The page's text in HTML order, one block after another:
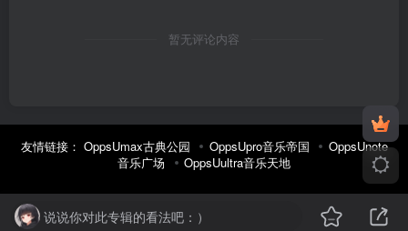
暂无评论内容
友情链接： OppsUmax古典公园 OppsUpro音乐帝国
OppsUnote
音乐广场
OppsUultra音乐天地
说说你对此专辑的看法吧：）